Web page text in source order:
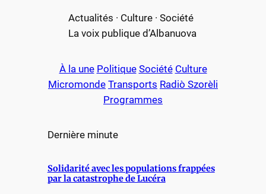
Actualités · Culture · Société
La voix publique d’Albanuova
À la une Politique Société Culture
Micromonde Transports Radiò Szorèli
Programmes
Dernière minute
Solidarité avec les populations frappées
par la catastrophe de Lucéra